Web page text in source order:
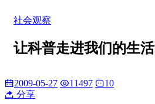
社会观察
让科普走进我们的生活
2009-05-27 11497
10
分享